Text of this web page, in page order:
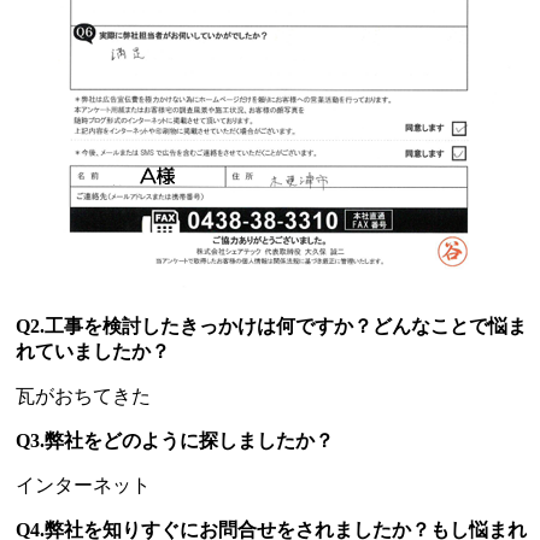
Q2.工事を検討したきっかけは何ですか？どんなことで悩ま
れていましたか？
瓦がおちてきた
Q3.弊社をどのように探しましたか？
インターネット
Q4.弊社を知りすぐにお問合せをされましたか？もし悩まれ